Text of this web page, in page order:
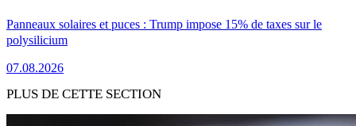
Panneaux solaires et puces : Trump impose 15% de taxes sur le
polysilicium
07.08.2026
PLUS DE CETTE SECTION